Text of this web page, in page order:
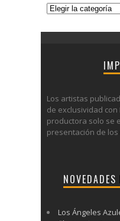
Categorías
Los artistas
de exclusividad con
productora solo se
presentación de los
Los Ángeles